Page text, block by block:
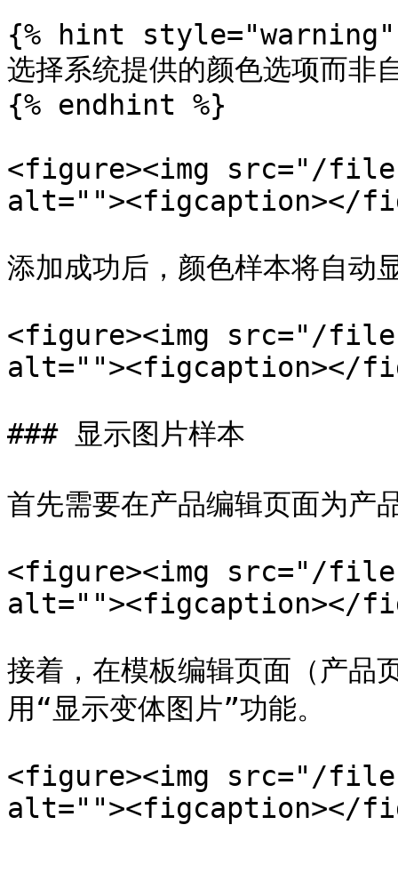
{% hint style="warning"
选择系统提供的颜色选项而非
{% endhint %}
<figure><img src="/files/
alt=""><figcaption></
添加成功后，颜色样本将自动
<figure><img src="/
alt=""><figcaption></
### 显示图片样本
首先需要在产品编辑页面为产
<figure><img src="/
alt=""><figcaption></
接着，在模板编辑页面（产品
用“显示变体图片”功能。
<figure><img src="/files/